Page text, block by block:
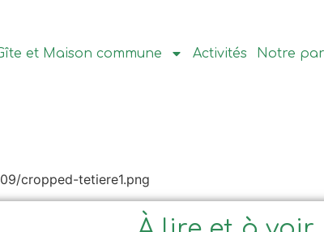
et Maison commune Activités Notre
cropped-tetiere1.png